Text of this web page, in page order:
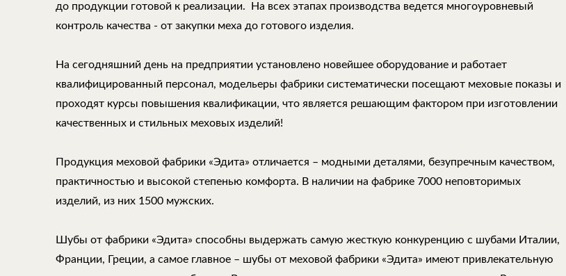
до продукции готовой к реализации. На всех этапах производства ведется многоуровневый
контроль качества - от закупки меха до готового изделия.
На сегодняшний день на предприятии установлено новейшее оборудование и работает
квалифицированный персонал, модельеры фабрики систематически посещают меховые показы и
проходят курсы повышения квалификации, что является решающим фактором при изготовлении
качественных и стильных меховых изделий!
Продукция меховой фабрики «Эдита» отличается – модными деталями, безупречным качеством,
практичностью и высокой степенью комфорта. В наличии на фабрике 7000 неповторимых
изделий, из них 1500 мужских.
Шубы от фабрики «Эдита» способны выдержать самую жесткую конкуренцию с шубами Италии,
Франции, Греции, а самое главное – шубы от меховой фабрики «Эдита» имеют привлекательную